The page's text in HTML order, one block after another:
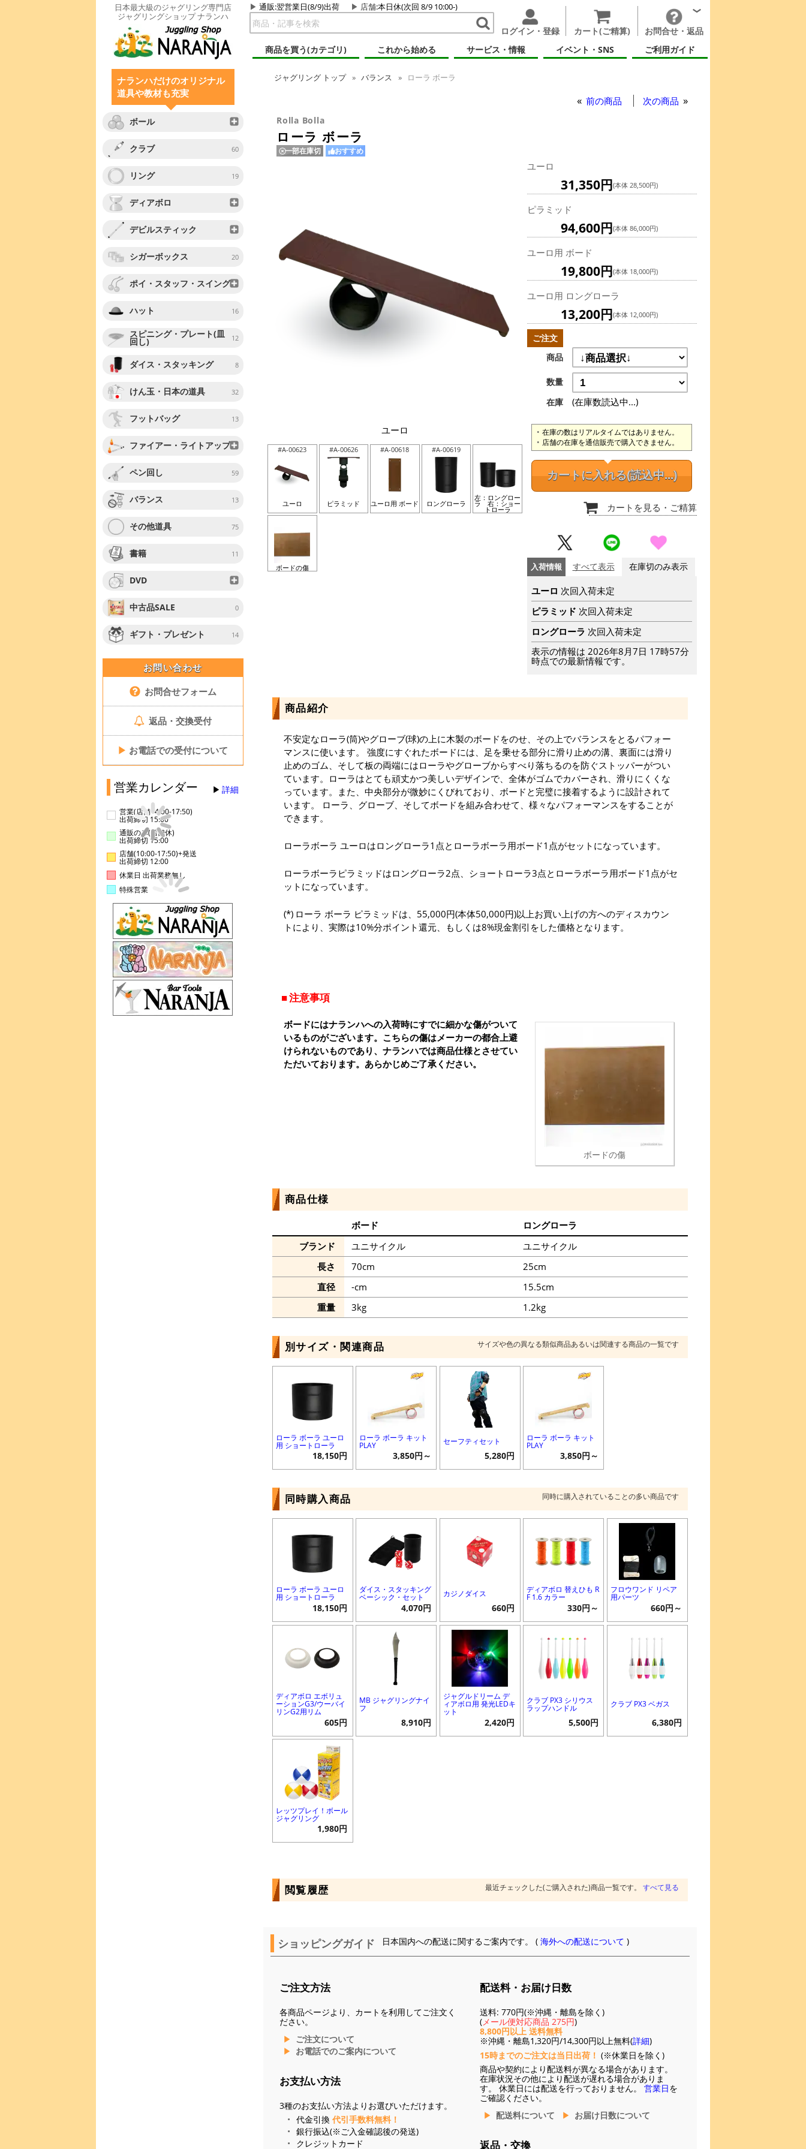
日本最大級のジャグリング専門店
ジャグリングショップ ナランハ
通販:翌営業日(8/9)出荷 店舗:本日休(次回 8/9 10:00-)
ログイン・登録 カート(ご精算)
お問合せ・返品
商品を買う(カテゴリ)
これから始める サービス・情報 イベント・SNS ご利用ガイド
ナランハだけのオリジナル
道具や教材も充実
ボール
クラブ 60
リング 19
ディアボロ
デビルスティック
シガーボックス 20
ポイ・スタッフ・スイング
ハット 16
スピニング・プレート(皿
回し) 12
ダイス・スタッキング 8
けん玉・日本の道具 32
フットバッグ 13
ファイアー・ライトアップ
ペン回し 59
バランス 13
その他道具 75
書籍 11
DVD
中古品SALE 0
ギフト・プレゼント 14
お問い合わせ
お問合せフォーム
返品・交換受付
▶ お電話での受付について
営業カレンダー 詳細
営業(店舗14:00-17:50)
出荷締切 15:00
通販のみ(店舗休)
出荷締切 15:00
店舗(10:00-17:50)+発送
出荷締切 12:00
休業日 出荷業務無し
特殊営業
ジャグリング トップ バランス ローラ ボーラ
前の商品 次の商品
Rolla Bolla
ローラ ボーラ
一部在庫切 おすすめ
ユーロ
#A-00623
ユーロ
#A-00626
ピラミッド
#A-00618
ユーロ用 ボード
#A-00619
ロングローラ
左：ロングロー
ラ 右：ショー
トローラ
ボードの傷
ユーロ
31,350円(本体 28,500円)
ピラミッド
94,600円(本体 86,000円)
ユーロ用 ボード
19,800円(本体 18,000円)
ユーロ用 ロングローラ
13,200円(本体 12,000円)
ご注文
商品
数量
在庫
(在庫数読込中...)
在庫の数はリアルタイムではありません。
店舗の在庫を通信販売で購入できません。
カートに入れる(読込中...)
カートを見る ・ご精算
入荷情報 すべて表示 在庫切のみ表示
ユーロ 次回入荷未定
ピラミッド 次回入荷未定
ロングローラ 次回入荷未定
表示の情報は 2026年8月7日 17時57分
時点での最新情報です。
商品紹介
不安定なローラ(筒)やグローブ(球)の上に木製のボードをのせ、その上でバランスをとるパフォー
マンスに使います。 強度にすぐれたボードには、足を乗せる部分に滑り止めの溝、裏面には滑り
止めのゴム、そして板の両端にはローラやグローブからすべり落ちるのを防ぐストッパーがつい
ています。ローラはとても頑丈かつ美しいデザインで、全体がゴムでカバーされ、滑りにくくな
っています。また、中央部分が微妙にくびれており、ボードと完璧に接着するように設計されて
います。 ローラ、グローブ、そしてボードを組み合わせて、様々なパフォーマンスをすることが
できます。
ローラボーラ ユーロはロングローラ1点とローラボーラ用ボード1点がセットになっています。
ローラボーラピラミッドはロングローラ2点、ショートローラ3点とローラボーラ用ボード1点がセ
ットになっています。
ローラ ボーラ ピラミッドは、55,000円(本体50,000円)以上お買い上げの方へのディスカウン
トにより、実際は10%分ポイント還元、もしくは8%現金割引をした価格となります。
注意事項
ボードの傷
ボードにはナランハへの入荷時にすでに細かな傷がついて
いるものがございます。こちらの傷はメーカーの都合上避
けられないものであり、ナランハでは商品仕様とさせてい
ただいております。あらかじめご了承ください。
商品仕様
ボード
ブランド
ユニサイクル
長さ
70cm
直径
-cm
重量
3kg
ロングローラ
ユニサイクル
25cm
15.5cm
1.2kg
別サイズ・関連商品 サイズや色の異なる類似商品あるいは関連する商品の一覧です
ローラ ボーラ ユーロ
用 ショートローラ
18,150円
ローラ ボーラ キット
PLAY
3,850円～
セーフティセット
5,280円
ローラ ボーラ キット
PLAY
3,850円～
同時購入商品 同時に購入されていることの多い商品です
ローラ ボーラ ユーロ
用 ショートローラ
18,150円
ダイス・スタッキング
ベーシック・セット
4,070円
カジノダイス
660円
ディアボロ 替えひも R
F 1.6 カラー
330円～
フロウワンド リペア
用パーツ
660円～
ディアボロ エボリュ
ーションG3/ウーバイ
リンG2用リム
605円
MB ジャグリングナイ
フ
8,910円
ジャグルドリーム デ
ィアボロ用 発光LEDキ
ット
2,420円
クラブ PX3 シリウス
ラップハンドル
5,500円
クラブ PX3 ベガス
6,380円
レッツプレイ！ボール
ジャグリング
1,980円
閲覧履歴 最近チェックした(ご購入された)商品一覧です。 すべて見る
ショッピングガイド 日本国内への配送に関するご案内です。 (海外への配送について )
ご注文方法
各商品ページより、カートを利用してご注文く
ださい。
ご注文について
お電話でのご案内について
お支払い方法
3種のお支払い方法よりお選びいただけます。
代金引換 代引手数料無料！
銀行振込(※ご入金確認後の発送)
クレジットカード
配送料・お届け日数
送料: 770円(※沖縄・離島を除く)
(メール便対応商品 275円)
8,800円以上 送料無料
※沖縄・離島1,320円/14,300円以上無料(詳細)
15時までのご注文は当日出荷！ (※休業日を除く)
商品や契約により配送料が異なる場合があります。
在庫状況その他により配送が遅れる場合がありま
す。 休業日には配送を行っておりません。 営業日を
ご確認ください。
配送料について
お届け日数について
返品・交換